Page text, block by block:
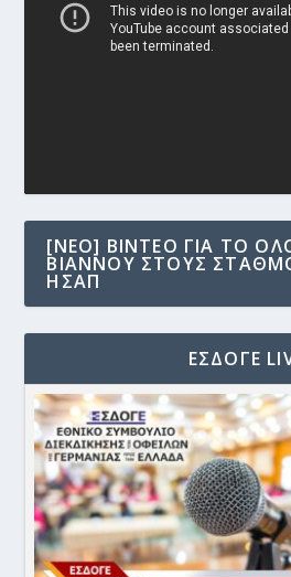
Βίντεο
[NEO] ΒΊΝΤΕΟ ΓΙΑ ΤΟ
ΒΙΆΝΝΟΥ ΣΤΟΥΣ
ΗΣΑΠ
ΕΣΔΟΓΕ